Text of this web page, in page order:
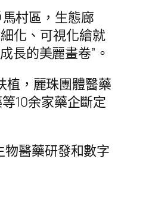
馬村區，生態廊
化、可視化繪就
長的美麗畫卷”。
植，麗珠團體醫藥
10余家藥企斷定
物醫藥研發和數字